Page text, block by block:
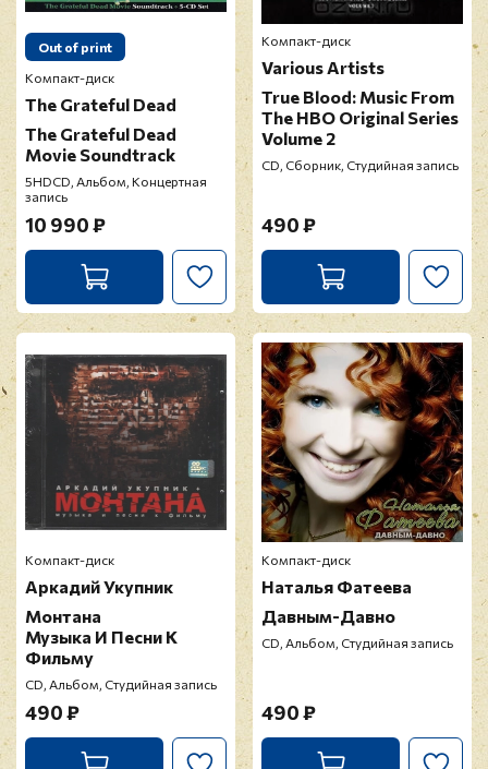
Out of print
Компакт-диск
The Grateful Dead
The Grateful Dead
Movie Soundtrack
5HDCD, Альбом, Концертная
запись
10 990 ₽
Компакт-диск
Various Artists
True Blood: Music From
The HBO Original Series
Volume 2
CD, Сборник, Студийная запись
490 ₽
Компакт-диск
Аркадий Укупник
Монтана
Музыка И Песни К
Фильму
CD, Альбом, Студийная запись
490 ₽
Компакт-диск
Наталья Фатеева
Давным-Давно
CD, Альбом, Студийная запись
490 ₽